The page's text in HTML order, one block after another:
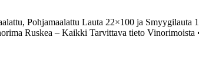
Pohjamaalattu Lauta 22×100 ja Smyygilauta
Ruskea – Kaikki Tarvittava tieto Vinorimoista